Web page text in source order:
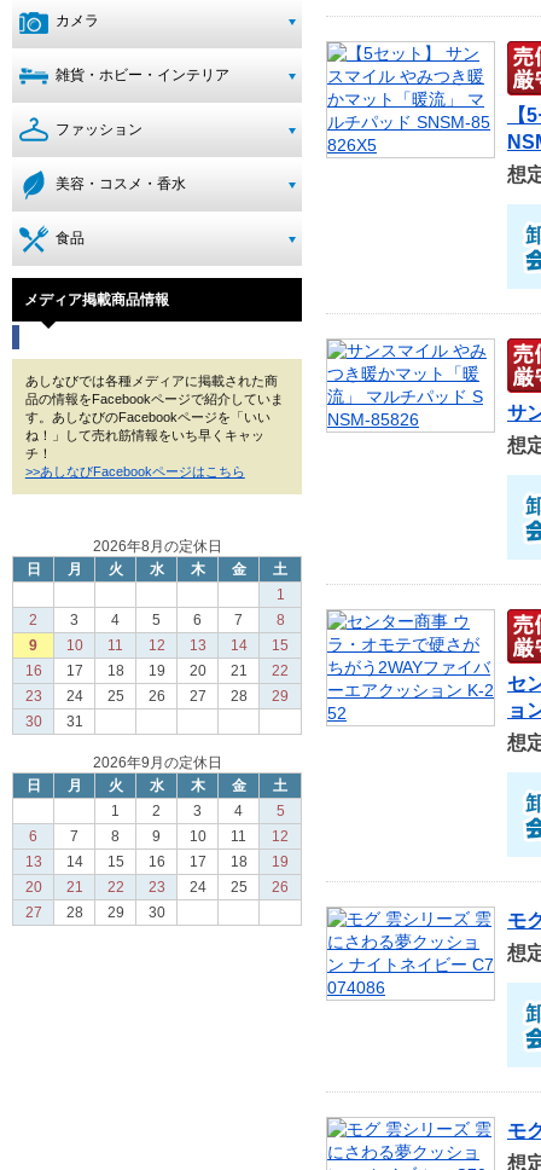
カメラ
雑貨・ホビー・インテリア
ファッション
美容・コスメ・香水
食品
メディア掲載商品情報
あしなびでは各種メディアに掲載された商
品の情報をFacebookページで紹介していま
す。あしなびのFacebookページを「いい
ね！」して売れ筋情報をいち早くキャッ
チ！
>>あしなびFacebookページはこちら
2026年8月の定休日
日
月 火 水 木 金
土
1
2
3 4 5 6 7
8
9
10 11 12 13 14
15
16
17 18 19 20 21
22
23
24 25 26 27 28
29
30
31
2026年9月の定休日
日
月 火 水 木 金
土
1
2 3 4
5
6
7 8 9 10 11
12
13
14 15 16 17 18
19
20
21 22 23 24 25
26
27
28 29 30
【
想
サ
想
セ
ョ
想
モ
想
モ
想